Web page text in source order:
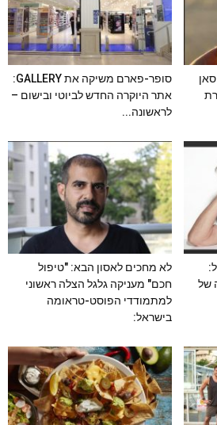
סופר-פארם משיקה את GALLERY:
אתר היוקרה החדש לביוטי ובישום –
לראשונה...
של
לא מחכים לאסון הבא: "טיפול
חכם" מעניקה גלגל הצלה ראשוני
למתמודדי הפוסט-טראומה
בישראל: